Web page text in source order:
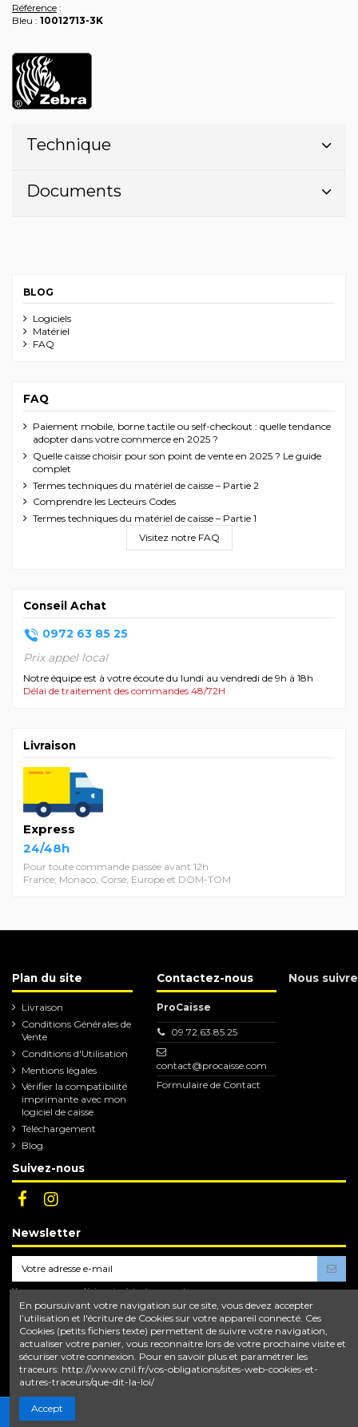
Référence :
Bleu : 10012713-3K
Technique
Documents
BLOG
Logiciels
Matériel
FAQ
FAQ
Paiement mobile, borne tactile ou self-checkout : quelle tendance
adopter dans votre commerce en 2025 ?
Quelle caisse choisir pour son point de vente en 2025 ? Le guide
complet
Termes techniques du matériel de caisse – Partie 2
Comprendre les Lecteurs Codes
Termes techniques du matériel de caisse – Partie 1
Visitez notre FAQ
Conseil Achat
0972 63 85 25
Prix appel local
Notre équipe est à votre écoute du lundi au vendredi de 9h à 18h
Délai de traitement des commandes 48/72H
Livraison
Express
24/48h
Pour toute commande passée avant 12h
France, Monaco, Corse, Europe et DOM-TOM
Plan du site
Livraison
Conditions Générales de
Vente
Conditions d'Utilisation
Mentions légales
Vérifier la compatibilité
imprimante avec mon
logiciel de caisse
Téléchargement
Blog
Contactez-nous
ProCaisse
09.72.63.85.25
contact@procaisse.com
Formulaire de Contact
Nous suivre
Suivez-nous
Newsletter
Vous pouvez vous désinscrire à tout moment.
contact dans les conditions d'utilisation du site.
En vous abonnant, vous acceptez nos
politique de
confidentialité.
En poursuivant votre navigation sur ce site, vous devez accepter
l’utilisation et l'écriture de Cookies sur votre appareil connecté. Ces
Cookies (petits fichiers texte) permettent de suivre votre navigation,
actualiser votre panier, vous reconnaitre lors de votre prochaine visite et
sécuriser votre connexion. Pour en savoir plus et paramétrer les
traceurs: http://www.cnil.fr/vos-obligations/sites-web-cookies-et-
autres-traceurs/que-dit-la-loi/
Accept